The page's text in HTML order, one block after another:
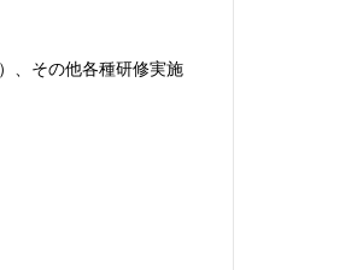
、その他各種研修実施